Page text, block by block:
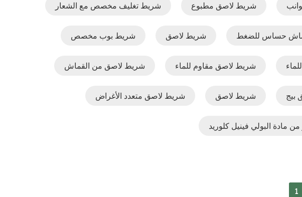
شريط تغليف مخصص مع الشعار شريط لاصق مطبوع
شريط بوب مخصص شريط لاصق حساس للضغط
شريط لاصق من القماش شريط لاصق مقاوم للماء
شريط لاصق متعدد الأغراض شريط لاصق بيج
مادة البولي فينيل كلوريد
1